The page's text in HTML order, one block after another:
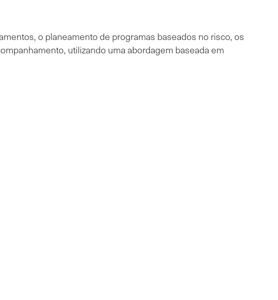
o planeamento de programas baseados no risco, os
utilizando uma abordagem baseada em